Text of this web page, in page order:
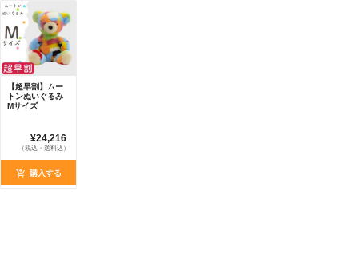
【超早割】ムー
トンぬいぐるみ
Mサイズ
¥24,216
（税込・送料込）
購入する